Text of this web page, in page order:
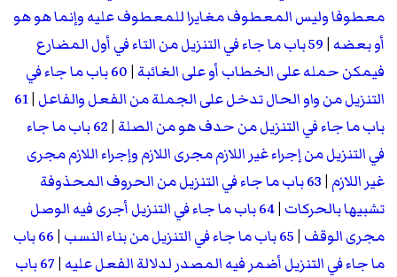
معطوفا وليس المعطوف مغايرا للمعطوف عليه وإنما هو هو
أو بعضه |
59 باب ما جاء في التنزيل من التاء في أول المضارع
فيمكن حمله على الخطاب أو على الغائبة |
60 باب ما جاء في
التنزيل من واو الحال تدخل على الجملة من الفعل والفاعل |
61
باب ما جاء في التنزيل من حدف هو من الصلة |
62 باب ما جاء
في التنزيل من إجراء غير اللازم مجرى اللازم وإجراء اللازم مجرى
غير اللازم |
63 باب ما جاء في التنزيل من الحروف المحذوفة
تشبيها بالحركات |
64 باب ما جاء في التنزيل أجرى فيه الوصل
مجرى الوقف |65 باب ما جاء في التنزيل من بناء النسب |
66 باب
ما جاء في التنزيل أضمر فيه المصدر لدلالة الفعل عليه |
67 باب